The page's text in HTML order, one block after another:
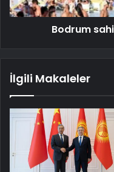
Bodrum
İlgili Makaleler